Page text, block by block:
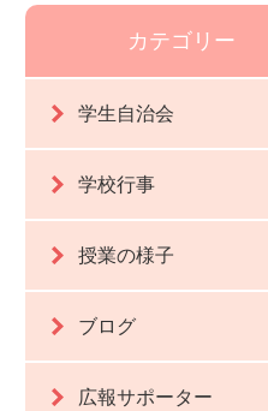
カテゴリー
学生自治会
学校行事
授業の様子
ブログ
広報サポーター